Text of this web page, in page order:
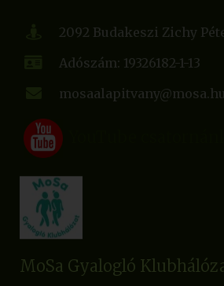
2092 Budakeszi Zichy
Adószám: 19326182-1-13
MoSa Gyalogló